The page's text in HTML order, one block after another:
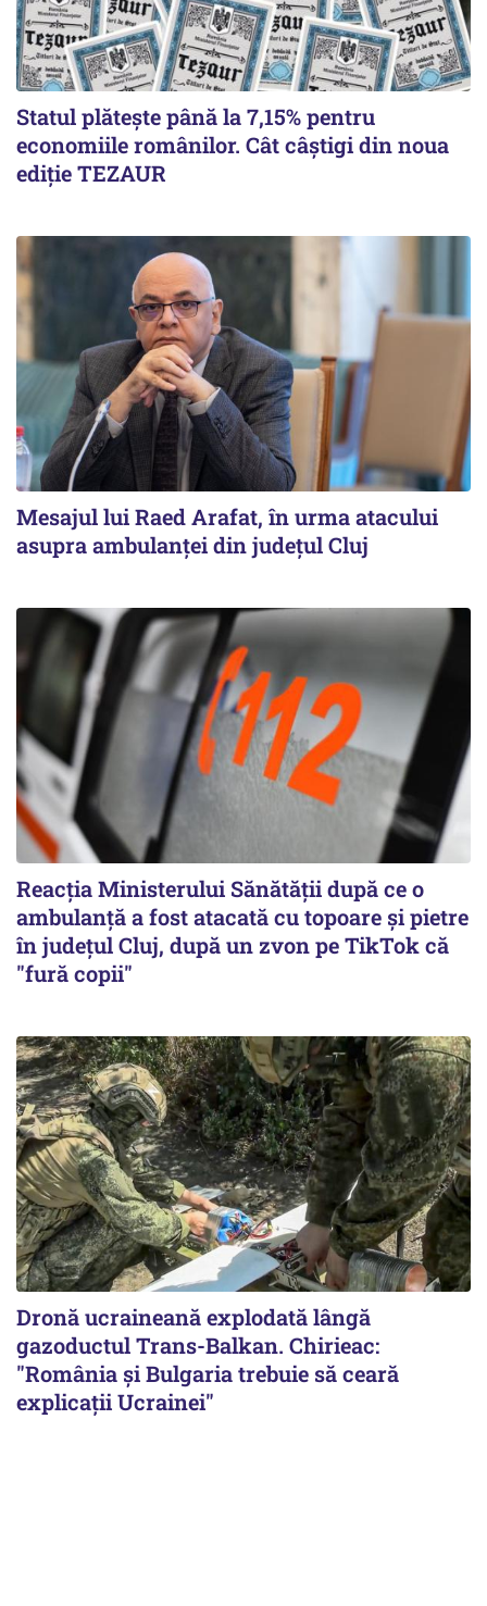
Statul plătește până la 7,15% pentru
economiile românilor. Cât câștigi din noua
ediție TEZAUR
Mesajul lui Raed Arafat, în urma atacului
asupra ambulanței din județul Cluj
Reacția Ministerului Sănătății după ce o
ambulanță a fost atacată cu topoare și pietre
în județul Cluj, după un zvon pe TikTok că
"fură copii"
Dronă ucraineană explodată lângă
gazoductul Trans-Balkan. Chirieac:
"România și Bulgaria trebuie să ceară
explicații Ucrainei"